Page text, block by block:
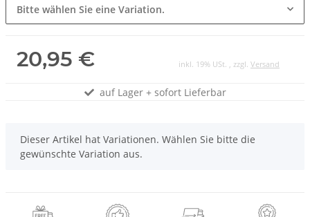
Bitte wählen Sie eine Variation.
20,95 € inkl. 19% USt. , zzgl. Versand
auf Lager + sofort Lieferbar
x
Dieser Artikel hat Variationen. Wählen Sie bitte die
gewünschte Variation aus.